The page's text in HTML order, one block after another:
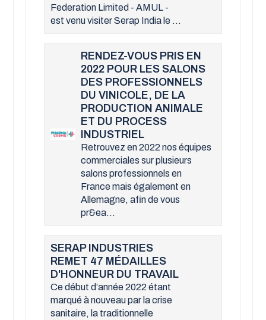
Federation Limited - AMUL -
est venu visiter Serap India le ...
RENDEZ-VOUS PRIS EN
2022 POUR LES SALONS
DES PROFESSIONNELS
DU VINICOLE, DE LA
PRODUCTION ANIMALE
ET DU PROCESS
INDUSTRIEL
Retrouvez en 2022 nos équipes
commerciales sur plusieurs
salons professionnels en
France mais également en
Allemagne, afin de vous
pr&ea...
SERAP INDUSTRIES
REMET 47 MÉDAILLES
D'HONNEUR DU TRAVAIL
Ce début d’année 2022 étant
marqué à nouveau par la crise
sanitaire, la traditionnelle